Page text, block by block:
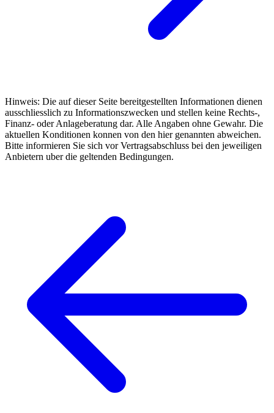
Hinweis: Die auf dieser Seite bereitgestellten Informationen dienen
ausschliesslich zu Informationszwecken und stellen keine Rechts-,
Finanz- oder Anlageberatung dar. Alle Angaben ohne Gewahr. Die
aktuellen Konditionen konnen von den hier genannten abweichen.
Bitte informieren Sie sich vor Vertragsabschluss bei den jeweiligen
Anbietern uber die geltenden Bedingungen.